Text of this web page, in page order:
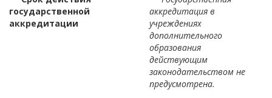
государственной
аккредитации
аккредитация в
учреждениях
дополнительного
образования
действующим
законодательством не
предусмотрена.